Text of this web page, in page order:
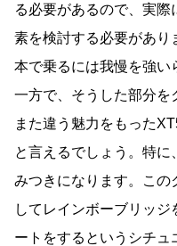
る必要があるので、実
素を検討する必要があり
本で乗るには我慢を強い
一方で、そうした部分を
また違う魅力をもった
と言えるでしょう。特
みつきになります。この
してレインボーブリッ
ートをするというシチ